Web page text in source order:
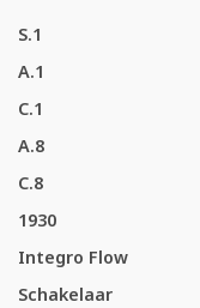
S.1
A.1
C.1
A.8
C.8
1930
Integro Flow
Schakelaar